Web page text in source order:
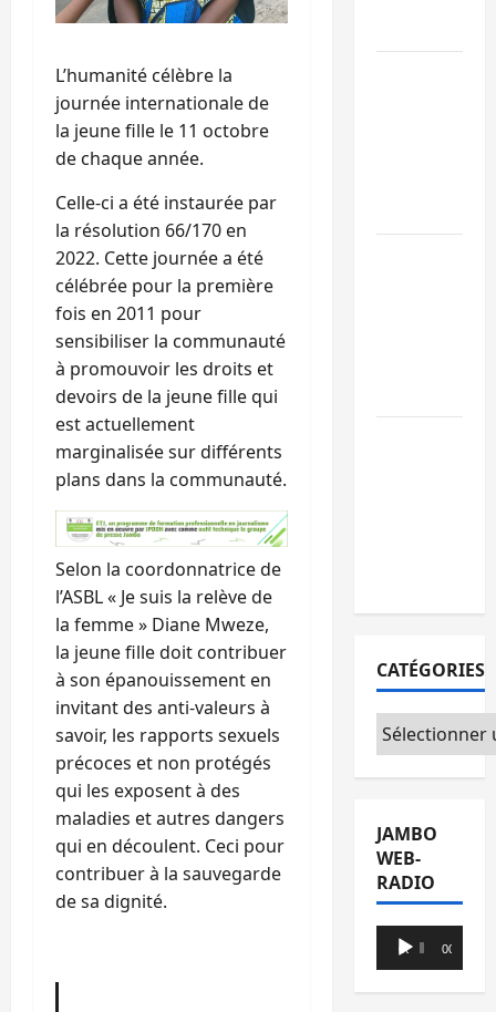
L’humanité célèbre la
journée internationale de
la jeune fille le 11 octobre
de chaque année.
Celle-ci a été instaurée par
la résolution 66/170 en
2022. Cette journée a été
célébrée pour la première
fois en 2011 pour
sensibiliser la communauté
à promouvoir les droits et
devoirs de la jeune fille qui
est actuellement
marginalisée sur différents
plans dans la communauté.
Selon la coordonnatrice de
l’ASBL « Je suis la relève de
la femme » Diane Mweze,
la jeune fille doit contribuer
à son épanouissement en
invitant des anti-valeurs à
savoir, les rapports sexuels
précoces et non protégés
qui les exposent à des
maladies et autres dangers
qui en découlent. Ceci pour
contribuer à la sauvegarde
de sa dignité.
CATÉGORIES
Catégories
JAMBO
WEB-
RADIO
Lecteur
audio
00:00 00:00